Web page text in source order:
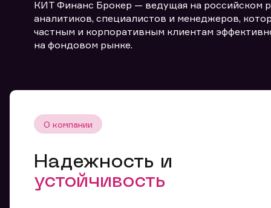
КИТ Финанс Брокер — ведущая на российском
аналитиков, специалистов и менеджеров,
частным и корпоративным клиентам
на фондовом рынке.
О компании
Надежность и
устойчивость